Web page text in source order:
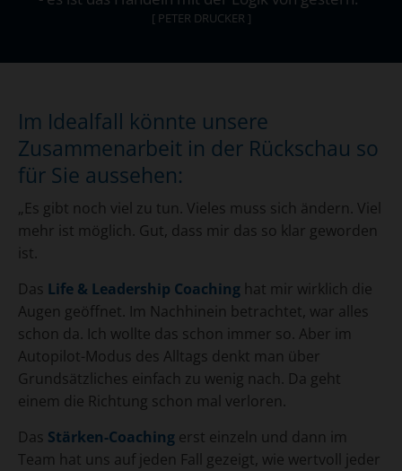
[ PETER DRUCKER ]
Im Idealfall könnte unsere
Zusammenarbeit in der Rückschau so
für Sie aussehen:
„Es gibt noch viel zu tun. Vieles muss sich ändern. Viel
mehr ist möglich. Gut, dass mir das so klar geworden
ist.
Das Life & Leadership Coaching hat mir wirklich die
Augen geöffnet. Im Nachhinein betrachtet, war alles
schon da. Ich wollte das schon immer so. Aber im
Autopilot-Modus des Alltags denkt man über
Grundsätzliches einfach zu wenig nach. Da geht
einem die Richtung schon mal verloren.
Das Stärken-Coaching erst einzeln und dann im
Team hat uns auf jeden Fall gezeigt, wie wertvoll jeder